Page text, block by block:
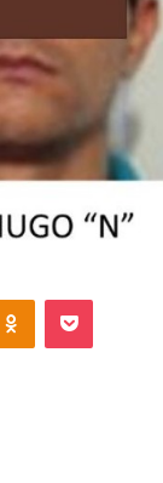
Odnoklassniki
Pocket